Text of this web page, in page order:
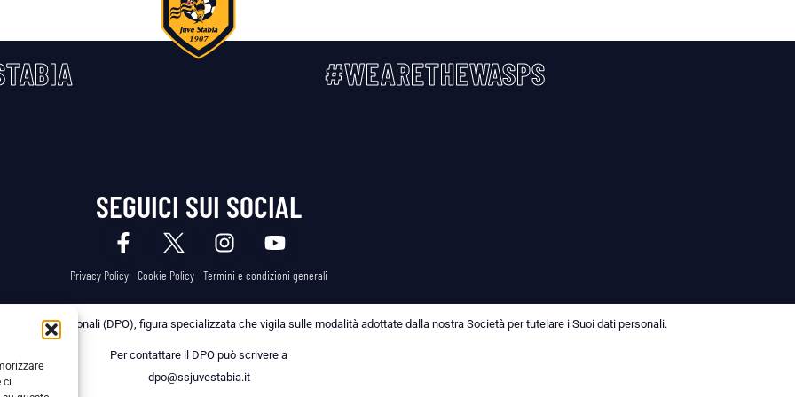
ci
#WEARETHEWASPS
SEGUICI SUI SOCIAL
Privacy Policy Cookie Policy Termini e condizioni generali
dei Dati Personali (DPO), figura specializzata che vigila sulle modalità adottate dalla nostra Società per tutelare i Suoi dati personali.
Per contattare il DPO può scrivere a
dpo@ssjuvestabia.it